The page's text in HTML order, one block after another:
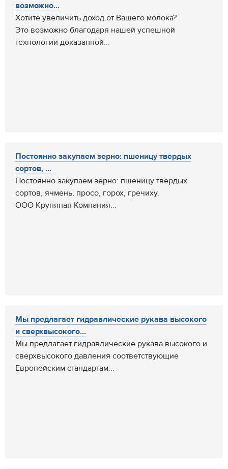
возможно...
Хотите увеличить доход от Вашего молока?
Это возможно благодаря нашей успешной
технологии доказанной...
Постоянно закупаем зерно: пшеницу твердых
сортов, ...
Постоянно закупаем зерно: пшеницу твердых
сортов, ячмень, просо, горох, гречиху.
ООО Крупяная Компания...
Мы предлагает гидравлические рукава высокого
и сверхвысокого...
Мы предлагает гидравлические рукава высокого и
сверхвысокого давления соответствующие
Европейским стандартам...